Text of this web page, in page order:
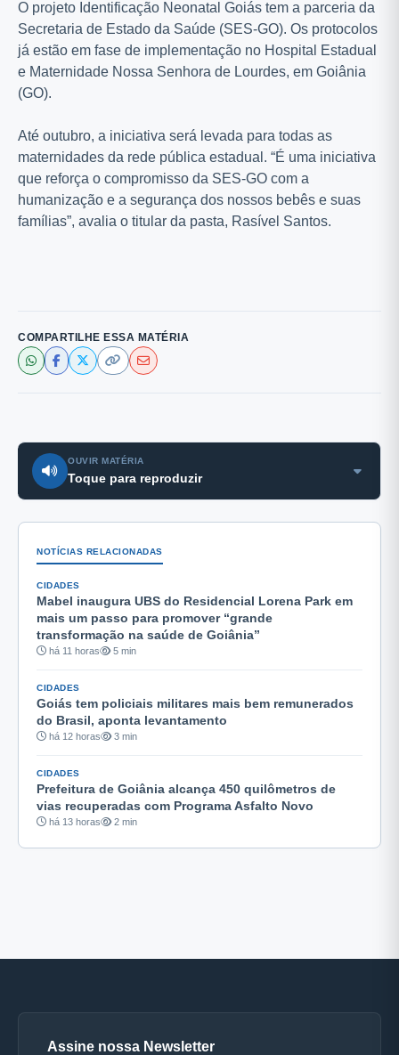
O projeto Identificação Neonatal Goiás tem a parceria da
Secretaria de Estado da Saúde (SES-GO). Os protocolos
já estão em fase de implementação no Hospital Estadual
e Maternidade Nossa Senhora de Lourdes, em Goiânia
(GO).
Até outubro, a iniciativa será levada para todas as
maternidades da rede pública estadual. “É uma iniciativa
que reforça o compromisso da SES-GO com a
humanização e a segurança dos nossos bebês e suas
famílias”, avalia o titular da pasta, Rasível Santos.
COMPARTILHE ESSA MATÉRIA
OUVIR MATÉRIA
Toque para reproduzir
NOTÍCIAS RELACIONADAS
CIDADES
Mabel inaugura UBS do Residencial Lorena Park em
mais um passo para promover “grande
transformação na saúde de Goiânia”
há 11 horas 5 min
CIDADES
Goiás tem policiais militares mais bem remunerados
do Brasil, aponta levantamento
há 12 horas 3 min
CIDADES
Prefeitura de Goiânia alcança 450 quilômetros de
vias recuperadas com Programa Asfalto Novo
há 13 horas 2 min
Assine nossa Newsletter